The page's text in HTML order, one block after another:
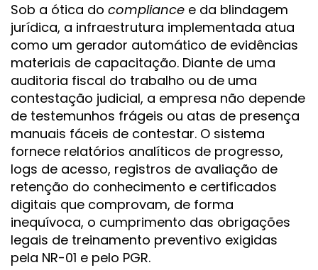
Sob a ótica do compliance e da blindagem
jurídica, a infraestrutura implementada atua
como um gerador automático de evidências
materiais de capacitação. Diante de uma
auditoria fiscal do trabalho ou de uma
contestação judicial, a empresa não depende
de testemunhos frágeis ou atas de presença
manuais fáceis de contestar. O sistema
fornece relatórios analíticos de progresso,
logs de acesso, registros de avaliação de
retenção do conhecimento e certificados
digitais que comprovam, de forma
inequívoca, o cumprimento das obrigações
legais de treinamento preventivo exigidas
pela NR-01 e pelo PGR.